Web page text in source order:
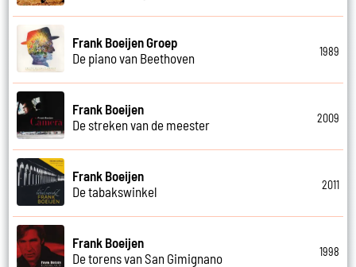
Frank Boeijen Groep
De piano van Beethoven
1989
Frank Boeijen
De streken van de meester
2009
Frank Boeijen
De tabakswinkel
2011
Frank Boeijen
De torens van San Gimignano
1998